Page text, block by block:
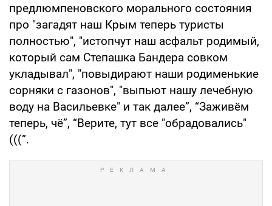
предлюмпеновского морального состояния
про "загадят наш Крым теперь туристы
полностью", "истопчут наш асфальт родимый,
который сам Степашка Бандера совком
укладывал", "повыдирают наши родименькие
сорняки с газонов", "выпьют нашу лечебную
воду на Васильевке" и так далее”, “Заживём
теперь, чё”, “Верите, тут все "обрадовались"
(((”.